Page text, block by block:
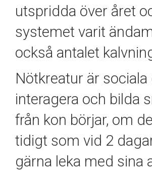
utspridda över året
systemet varit
också antalet
Nötkreatur är
interagera och bilda
från kon börjar, om
tidigt som vid 2
gärna leka med sina